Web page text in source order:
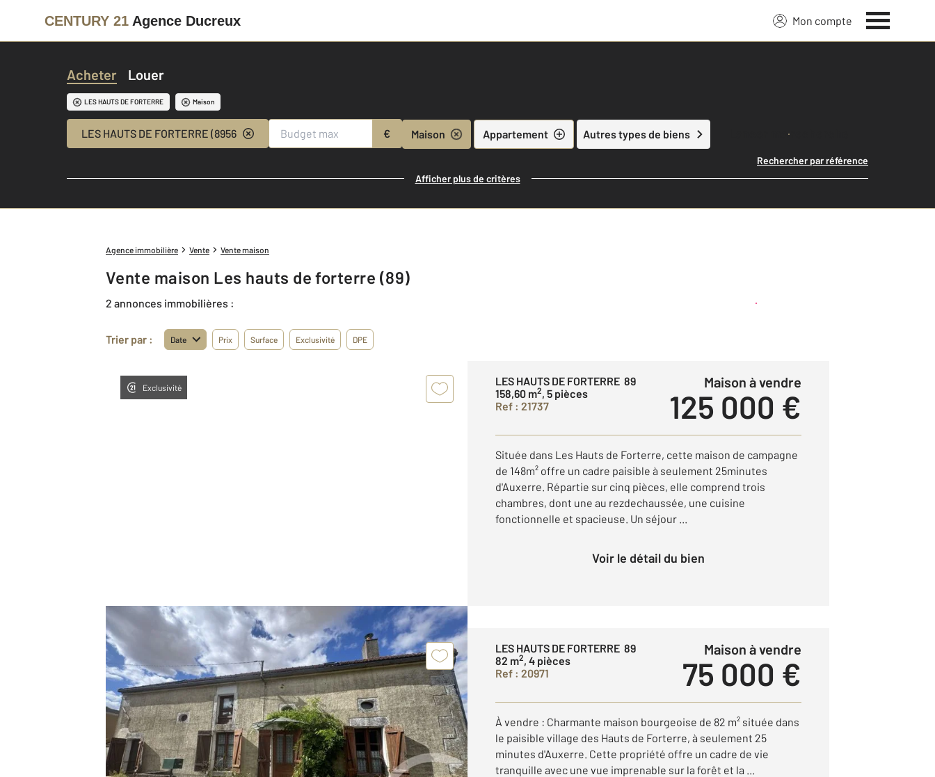
CENTURY 21 Agence Ducreux Mon compte
Acheter Louer
LES HAUTS DE FORTERRE Maison
LES HAUTS DE FORTERRE (89560) € Maison Appartement Autres types de biens Lancer ma recherche
Rechercher par référence
Afficher plus de critères
Agence immobilière Vente Vente maison
Vente maison Les hauts de forterre (89)
2 annonces immobilières : Créer une alerte
Trier par : Date Prix Surface Exclusivité DPE
Exclusivité
LES HAUTS DE FORTERRE 89
158,60 m2, 5 pièces
Ref : 21737
Maison à vendre
125 000 €
Située dans Les Hauts de Forterre, cette maison de campagne
de 148m² offre un cadre paisible à seulement 25minutes
d'Auxerre. Répartie sur cinq pièces, elle comprend trois
chambres, dont une au rezdechaussée, une cuisine
fonctionnelle et spacieuse. Un séjour ...
Voir le détail du bien
LES HAUTS DE FORTERRE 89
82 m2, 4 pièces
Ref : 20971
Maison à vendre
75 000 €
À vendre : Charmante maison bourgeoise de 82 m² située dans
le paisible village des Hauts de Forterre, à seulement 25
minutes d'Auxerre. Cette propriété offre un cadre de vie
tranquille avec une vue imprenable sur la forêt et la ...